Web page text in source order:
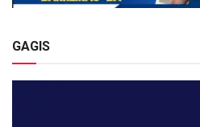
GAGIS